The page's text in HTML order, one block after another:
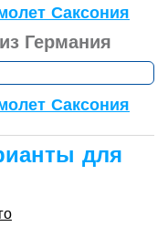
Саксония
Германия
Саксония
для